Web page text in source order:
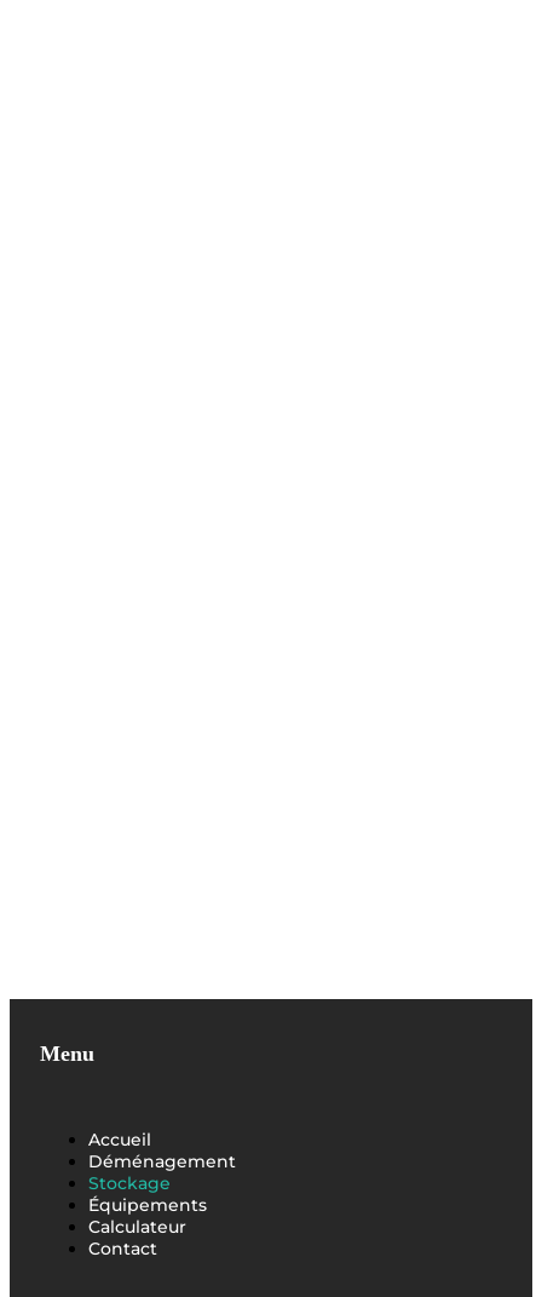
Menu
Accueil
Déménagement
Stockage
Équipements
Calculateur
Contact